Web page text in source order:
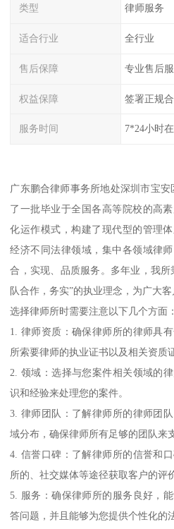
类型 律师服务
适合行业 全行业
售后保障 专业售后
权益保障 签署正规
服务时间 7*24小时
广东鹏合律师事务所地处深圳市宝
了一批毕业于全国各高等院校的高
化运作模式，构建了现代型的管理
经济不同法律领域，集中各领域律
合，实现、品质服务。多年业，我
队合作，务实”的执业理念，为广大客
选择律师所时需要注意以下几个方面：
1. 律师资质：确保律师所的律师具
所索要律师的执业证书以及相关资质
2. 领域：选择与您案件相关领域的
识和经验来处理您的案件。
3. 律师团队：了解律师所的律师团
域分布，确保律师所有足够的团队来
4. 信誉口碑：了解律师所的信誉和
所的、社交媒体等途径获取客户的评
5. 服务：确保律师所的服务良好，
答问题，并且能够为您提供个性化的